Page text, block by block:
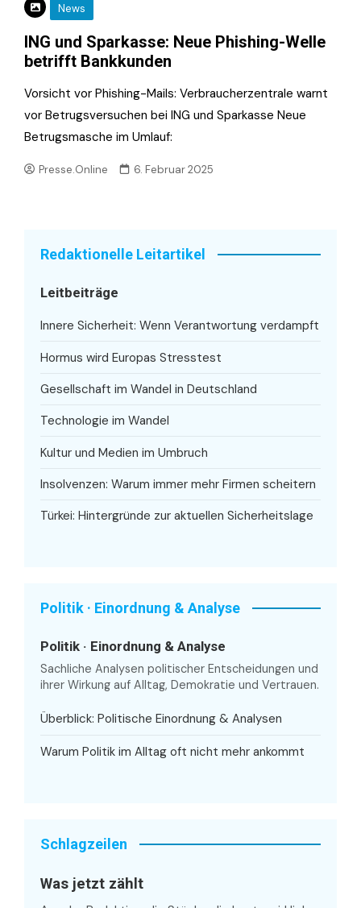
News
ING und Sparkasse: Neue Phishing-Welle
betrifft Bankkunden
Vorsicht vor Phishing-Mails: Verbraucherzentrale warnt
vor Betrugsversuchen bei ING und Sparkasse Neue
Betrugsmasche im Umlauf:
Presse.Online 6. Februar 2025
Redaktionelle Leitartikel
Leitbeiträge
Innere Sicherheit: Wenn Verantwortung verdampft
Hormus wird Europas Stresstest
Gesellschaft im Wandel in Deutschland
Technologie im Wandel
Kultur und Medien im Umbruch
Insolvenzen: Warum immer mehr Firmen scheitern
Türkei: Hintergründe zur aktuellen Sicherheitslage
Politik · Einordnung & Analyse
Politik · Einordnung & Analyse
Sachliche Analysen politischer Entscheidungen und
ihrer Wirkung auf Alltag, Demokratie und Vertrauen.
Überblick: Politische Einordnung & Analysen
Warum Politik im Alltag oft nicht mehr ankommt
Schlagzeilen
Was jetzt zählt